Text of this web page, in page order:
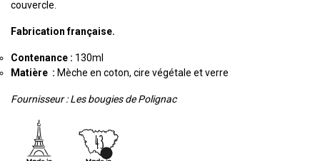
couvercle.
Fabrication française.
Contenance : 130ml
Matière : Mèche en coton, cire végétale et verre
Fournisseur : Les bougies de Polignac